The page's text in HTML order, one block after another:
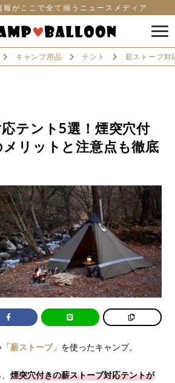
がここで全て揃うニュースメディア
キャンプ用品 テント 薪ストーブ対
テント5選！煙突穴付
リットと注意点も徹底
「薪ストーブ」 を使ったキャンプ。
、煙突穴付きの薪ストーブ対応テントが